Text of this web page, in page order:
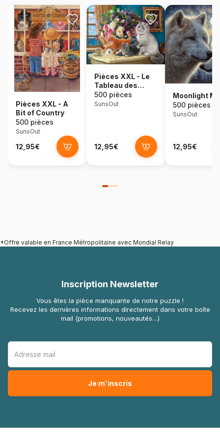
Pièces XXL - A
Bit of Country
500 pièces
SunsOut
12,95€
Pièces XXL - Le
Tableau des
Chatons
500 pièces
SunsOut
12,95€
Moonlight
500 pièces
SunsOut
12,95€
*Offre valable en France Métropolitaine avec Mondial Relay
Inscription Newsletter
Vous êtes la pièce manquante de notre puzzle !
Recevez les dernières informations directement dans votre boîte
mail (promotions, nouveautés…)